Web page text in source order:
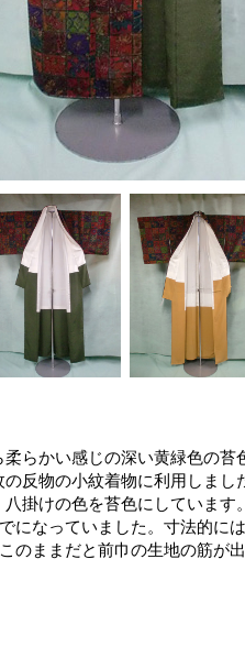
らかい感じの深い黄緑色の
反物の小紋着物に利用しま
掛けの色を苔色にしています。
になっていました。寸法的に
のままだと前巾の生地の筋が